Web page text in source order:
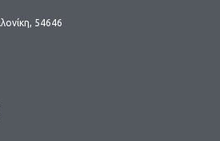
54646